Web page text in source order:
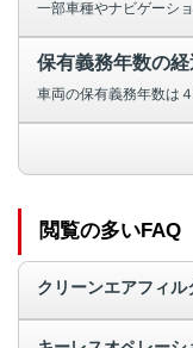
保有義務年数の
閲覧の多いFAQ
クリーンエアフィ